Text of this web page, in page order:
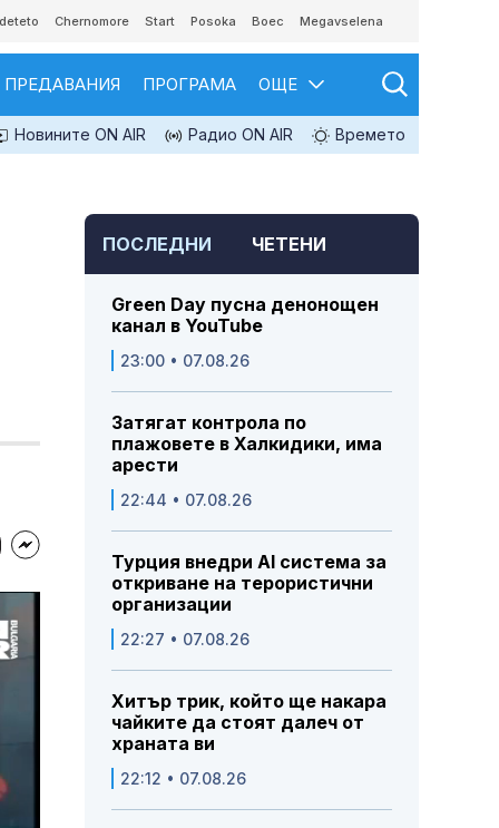
Chernomore Start Posoka Boec Megavselena
ПРЕДАВАНИЯ ПРОГРАМА ОЩЕ
Новините ON AIR Радио ON AIR Времето
ПОСЛЕДНИ ЧЕТЕНИ
Green Day пусна денонощен
канал в YouTube
23:00 • 07.08.26
Затягат контрола по
плажовете в Халкидики, има
арести
22:44 • 07.08.26
Турция внедри AI система за
откриване на терористични
организации
22:27 • 07.08.26
Хитър трик, който ще накара
чайките да стоят далеч от
храната ви
22:12 • 07.08.26